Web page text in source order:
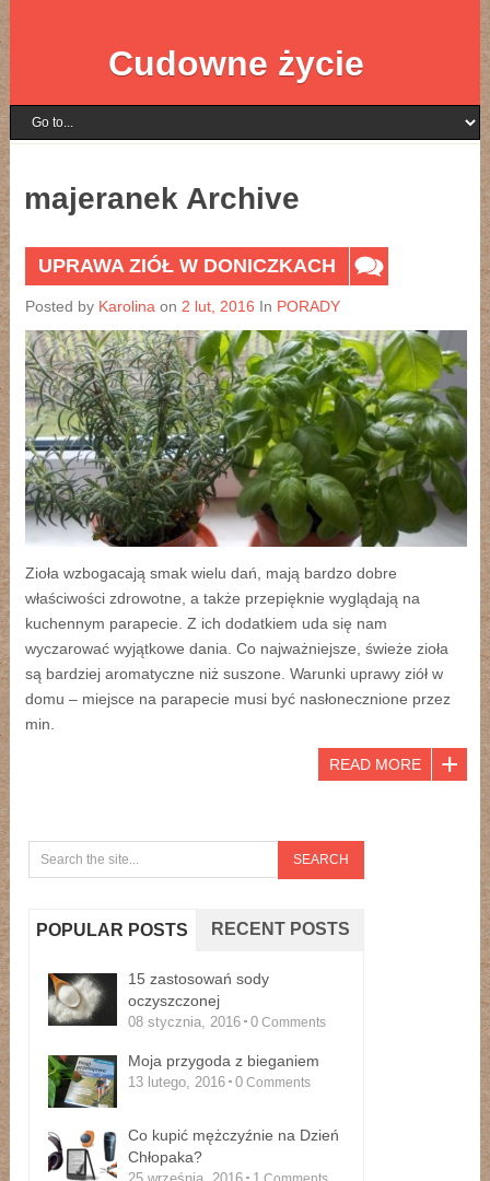
Cudowne życie
majeranek Archive
UPRAWA ZIÓŁ W DONICZKACH
Posted by Karolina on 2 lut, 2016 In PORADY
Zioła wzbogacają smak wielu dań, mają bardzo dobre
właściwości zdrowotne, a także przepięknie wyglądają na
kuchennym parapecie. Z ich dodatkiem uda się nam
wyczarować wyjątkowe dania. Co najważniejsze, świeże zioła
są bardziej aromatyczne niż suszone. Warunki uprawy ziół w
domu – miejsce na parapecie musi być nasłonecznione przez
min.
READ MORE
POPULAR POSTS RECENT POSTS
15 zastosowań sody
oczyszczonej
08 stycznia, 2016 0 Comments
Moja przygoda z bieganiem
13 lutego, 2016 0 Comments
Co kupić mężczyźnie na Dzień
Chłopaka?